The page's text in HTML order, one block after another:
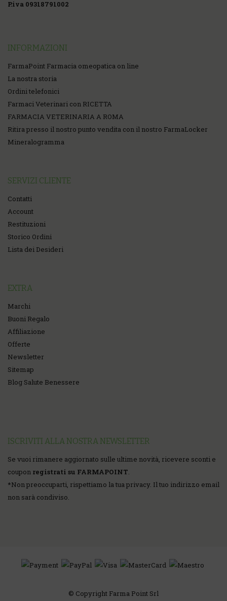
P.iva 09318791002
INFORMAZIONI
FarmaPoint Farmacia omeopatica on line
La nostra storia
Ordini telefonici
Farmaci Veterinari con RICETTA
FARMACIA VETERINARIA A ROMA
Ritira presso il nostro punto vendita con il nostro FarmaLocker
Mineralogramma
SERVIZI CLIENTE
Contatti
Account
Restituzioni
Storico Ordini
Lista dei Desideri
EXTRA
Marchi
Buoni Regalo
Affiliazione
Offerte
Newsletter
Sitemap
Blog Salute Benessere
ISCRIVITI ALLA NOSTRA NEWSLETTER
Se vuoi rimanere aggiornato sulle ultime novità, ricevere sconti e
coupon registrati su FARMAPOINT.
*Non preoccuparti, rispettiamo la tua privacy. Il tuo indirizzo email
non sarà condiviso.
© Copyright Farma Point Srl